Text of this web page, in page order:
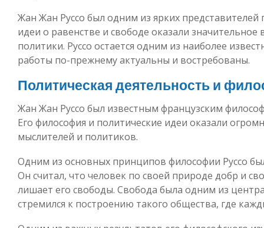
Жан Жан Руссо был одним из ярких
идеи о равенстве и свободе оказали
политики. Руссо остается одним из наиболее
работы по-прежнему актуальны и востребованы.
Политическая деятельность и
Жан Жан Руссо был известным французским
Его философия и политические идеи оказали
мыслителей и политиков.
Одним из основных принципов философии Руссо
Он считал, что человек по своей природе добр и
лишает его свободы. Свобода была одним из
стремился к построению такого общества, где